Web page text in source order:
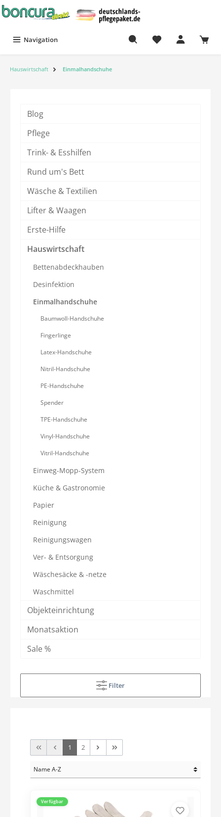
Navigation
Hauswirtschaft Einmalhandschuhe
Blog
Pflege
Trink- & Esshilfen
Rund um's Bett
Wäsche & Textilien
Lifter & Waagen
Erste-Hilfe
Hauswirtschaft
Bettenabdeckhauben
Desinfektion
Einmalhandschuhe
Baumwoll-Handschuhe
Fingerlinge
Latex-Handschuhe
Nitril-Handschuhe
PE-Handschuhe
Spender
TPE-Handschuhe
Vinyl-Handschuhe
Vitril-Handschuhe
Einweg-Mopp-System
Küche & Gastronomie
Papier
Reinigung
Reinigungswagen
Ver- & Entsorgung
Wäschesäcke & -netze
Waschmittel
Objekteinrichtung
Monatsaktion
Sale %
Filter
1 2
Verfügbar